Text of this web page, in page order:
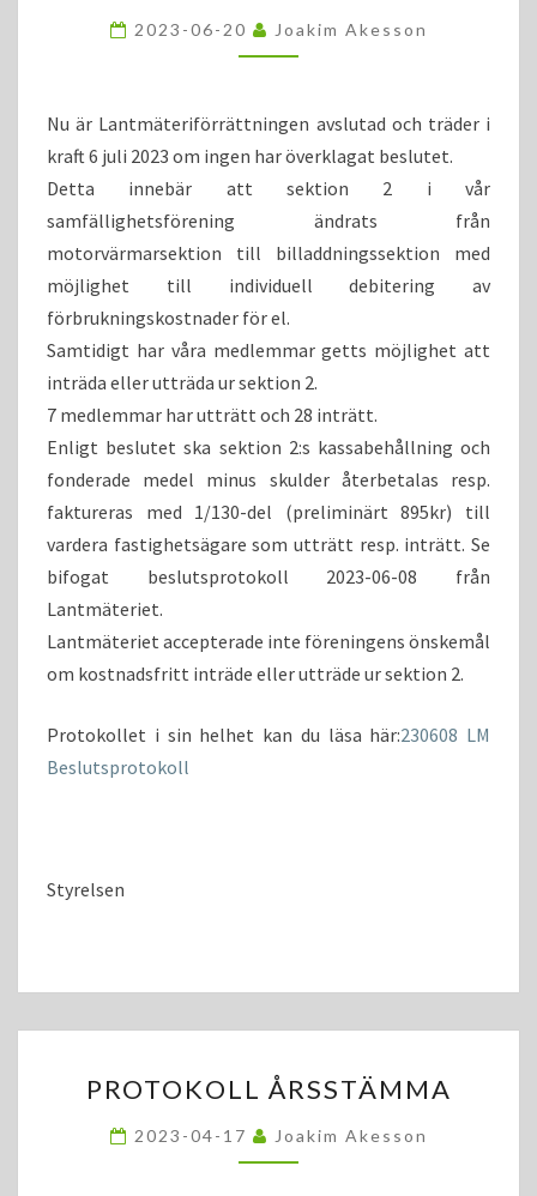
2023-06-20 Joakim Akesson
Nu är Lantmäteriförrättningen avslutad och träder i
kraft 6 juli 2023 om ingen har överklagat beslutet.
Detta innebär att sektion 2 i vår
samfällighetsförening ändrats från
motorvärmarsektion till billaddningssektion med
möjlighet till individuell debitering av
förbrukningskostnader för el.
Samtidigt har våra medlemmar getts möjlighet att
inträda eller utträda ur sektion 2.
7 medlemmar har utträtt och 28 inträtt.
Enligt beslutet ska sektion 2:s kassabehållning och
fonderade medel minus skulder återbetalas resp.
faktureras med 1/130-del (preliminärt 895kr) till
vardera fastighetsägare som utträtt resp. inträtt. Se
bifogat beslutsprotokoll 2023-06-08 från
Lantmäteriet.
Lantmäteriet accepterade inte föreningens önskemål
om kostnadsfritt inträde eller utträde ur sektion 2.
Protokollet i sin helhet kan du läsa här:230608 LM
Beslutsprotokoll
Styrelsen
ÅRSSTÄMMA
PROTOKOLL ÅRSSTÄMMA
2023-04-17 Joakim Akesson